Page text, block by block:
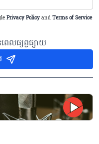
Privacy Policy and Terms of Service
លផ្សព្វផ្សាយ